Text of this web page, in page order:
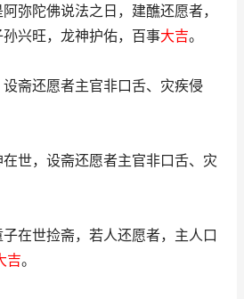
弥陀佛说法之日，建醮还愿者，
兴旺，龙神护佑，百事大吉。
斋还愿者主官非口舌、灾疾侵
世，设斋还愿者主官非口舌、灾
在世捡斋，若人还愿者，主人口
吉。